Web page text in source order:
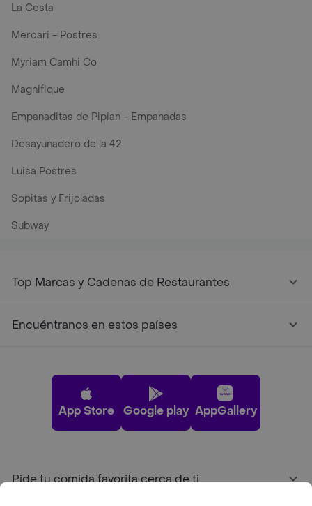
La Cesta
Mercari - Postres
Myriam Camhi Co
Magnifique
Empanaditas de Pipian - Empanadas
Desayunadero de la 42
Luisa Postres
Sopitas y Frijoladas
Subway
Top Marcas y Cadenas de Restaurantes
Encuéntranos en estos países
App Store Google play AppGallery
Pide tu comida favorita cerca de ti